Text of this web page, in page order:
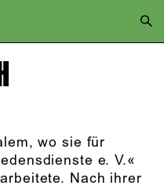
wo sie für
e. V.«
Nach ihrer